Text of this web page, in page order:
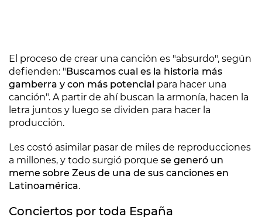
El proceso de crear una canción es "absurdo", según
defienden: "Buscamos cual es la historia más
gamberra y con más potencial para hacer una
canción". A partir de ahí buscan la armonía, hacen la
letra juntos y luego se dividen para hacer la
producción.
Les costó asimilar pasar de miles de reproducciones
a millones, y todo surgió porque se generó un
meme sobre Zeus de una de sus canciones en
Latinoamérica.
Conciertos por toda España